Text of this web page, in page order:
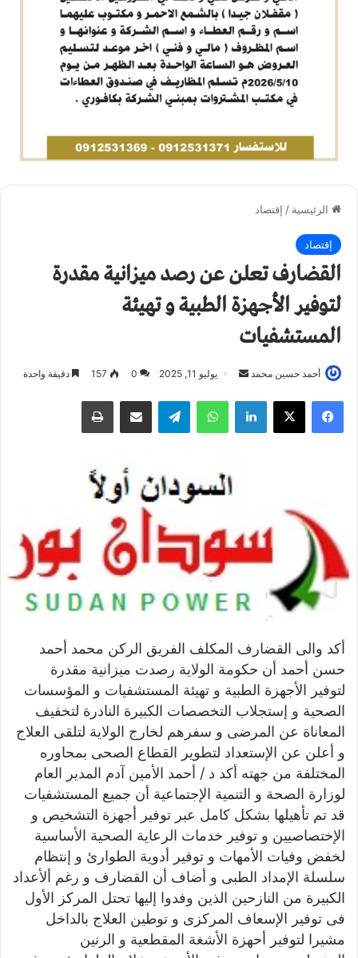
الرئيسية / إقتصاد
إقتصاد
القضارف تعلن عن رصد ميزانية مقدرة
لتوفير الأجهزة الطبية و تهيئة
المستشفيات
أحمد حسين محمد
ل
إ
ل
ت
ي
ا
يوليو 11, 2025 0
157 دقيقة واحدة
فيسبوك لينكدإن واتساب
أكد والى القضارف المكلف الفريق الركن محمد أحمد
حسن أحمد أن حكومة الولاية رصدت ميزانية مقدرة
لتوفير الأجهزة الطبية و تهيئة المستشفيات و المؤسسات
الصحية و إستجلاب التخصصات الكبيرة النادرة لتخفيف
المعاناة عن المرضى و سفرهم لخارج الولاية لتلقى العلاج
و أعلن عن الإستعداد لتطوير القطاع الصحى بمحاوره
المختلفة من جهته أكد د / أحمد الأمين آدم المدير العام
لوزارة الصحة و التنمية الإجتماعية أن جميع المستشفيات
قد تم تأهيلها بشكل كامل عبر توفير أجهزة التشخيص و
الإختصاصيين و توفير خدمات الرعاية الصحية الأساسية
لخفض وفيات الأمهات و توفير أدوية الطوارئ و إنتظام
سلسلة الإمداد الطبى و أضاف أن القضارف و رغم ألأعداد
الكبيرة من النازحين الذين وفدوا إليها تحتل المركز الأول
فى توفير الإسعاف المركزى و توطين العلاج بالداخل
مشيرا لتوفير أحهزة الأشغة المقطعية و الرنين